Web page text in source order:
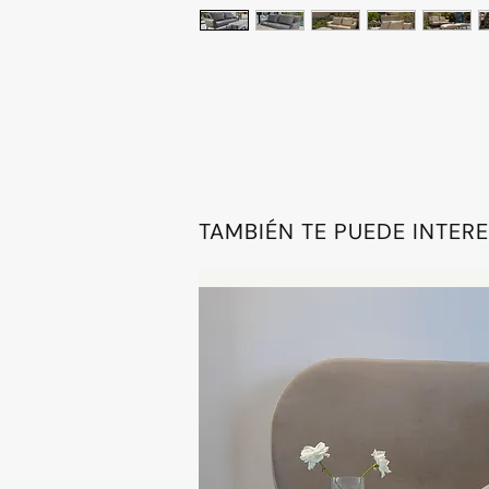
TAMBIÉN TE PUEDE